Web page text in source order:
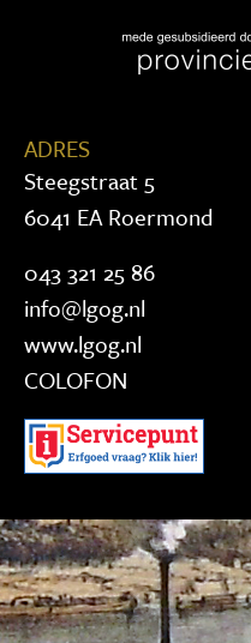
ADRES
Steegstraat 5
6041 EA Roermond
043 321 25 86
info@lgog.nl
www.lgog.nl
COLOFON